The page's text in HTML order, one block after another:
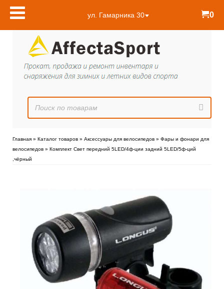
ул. Гамарника 30 0
Главная » Каталог товаров » Аксессуары для велосипедов » Фары и фонари для
велосипедов » Комплект Свет передний 5LED/4ф-ции задний 5LED/5ф-ций
,чёрный